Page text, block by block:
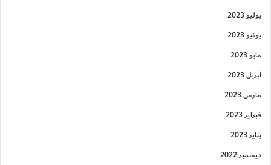
يوليو 2023
يونيو 2023
مايو 2023
أبريل 2023
مارس 2023
فبراير 2023
يناير 2023
ديسمبر 2022